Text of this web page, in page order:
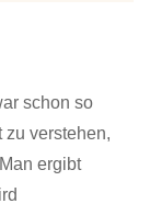
schon so
zu verstehen,
ergibt